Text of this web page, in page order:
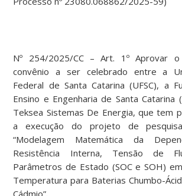
Nº 254/2025/CC – Art. 1º Aprovar
convênio a ser celebrado entre a
Federal de Santa Catarina (UFSC), a
Ensino e Engenharia de Santa Catarina
Teksea Sistemas De Energia, que tem
a execução do projeto de
“Modelagem Matemática da
Resistência Interna, Tensão de
Parâmetros de Estado (SOC e SOH)
Temperatura para Baterias Chumbo-